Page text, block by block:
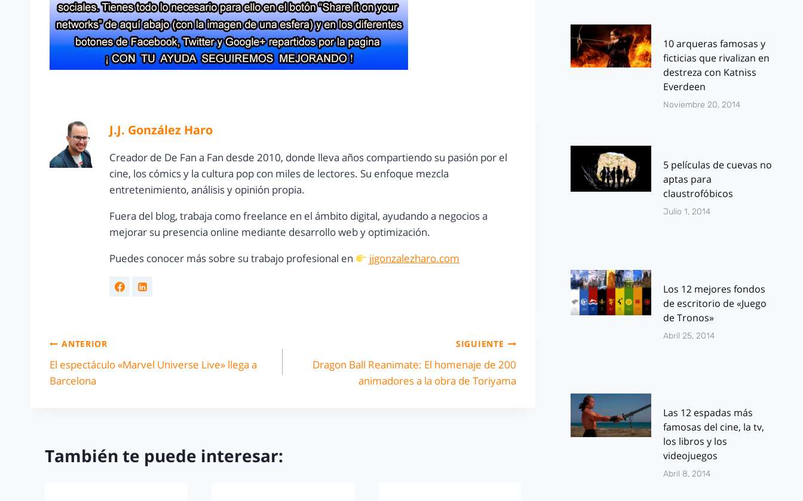
J.J. González Haro
Creador de De Fan a Fan desde 2010, donde lleva años compartiendo su pasión por el
cine, los cómics y la cultura pop con miles de lectores. Su enfoque mezcla
entretenimiento, análisis y opinión propia.
Fuera del blog, trabaja como freelance en el ámbito digital, ayudando a negocios a
mejorar su presencia online mediante desarrollo web y optimización.
Puedes conocer más sobre su trabajo profesional en
jjgonzalezharo.com
ANTERIOR
El espectáculo «Marvel Universe Live» llega a
Barcelona
SIGUIENTE
Dragon Ball Reanimate: El homenaje de 200
animadores a la obra de Toriyama
También te puede interesar:
10 arqueras famosas y
ficticias que rivalizan en
destreza con Katniss
Everdeen
Noviembre 20, 2014
5 películas de cuevas no
aptas para
claustrofóbicos
Julio 1, 2014
Los 12 mejores fondos
de escritorio de «Juego
de Tronos»
Abril 25, 2014
Las 12 espadas más
famosas del cine, la tv,
los libros y los
videojuegos
Abril 8, 2014